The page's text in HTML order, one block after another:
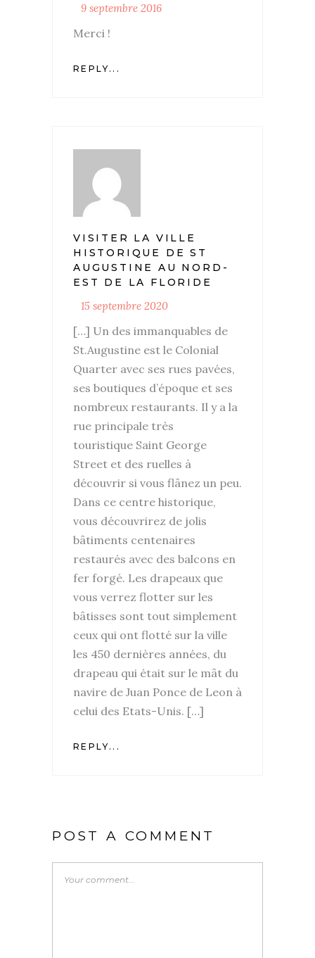
9 septembre 2016
Merci !
REPLY...
VISITER LA VILLE
HISTORIQUE DE ST
AUGUSTINE AU NORD-
EST DE LA FLORIDE
15 septembre 2020
[…] Un des immanquables de
St.Augustine est le Colonial
Quarter avec ses rues pavées,
ses boutiques d’époque et ses
nombreux restaurants. Il y a la
rue principale très
touristique Saint George
Street et des ruelles à
découvrir si vous flânez un peu.
Dans ce centre historique,
vous découvrirez de jolis
bâtiments centenaires
restaurés avec des balcons en
fer forgé. Les drapeaux que
vous verrez flotter sur les
bâtisses sont tout simplement
ceux qui ont flotté sur la ville
les 450 dernières années, du
drapeau qui était sur le mât du
navire de Juan Ponce de Leon à
celui des Etats-Unis. […]
REPLY...
POST A COMMENT